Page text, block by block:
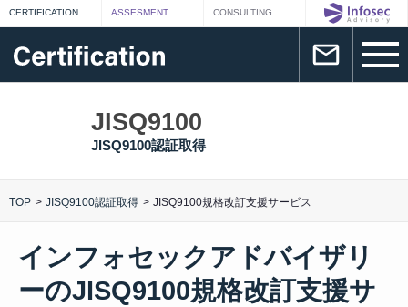
JISQ9100
JISQ9100認証取得
TOP JISQ9100認証取得 JISQ9100規格改訂支援サービス
インフォセックアドバイザリ
ーのJISQ9100規格改訂支援サ